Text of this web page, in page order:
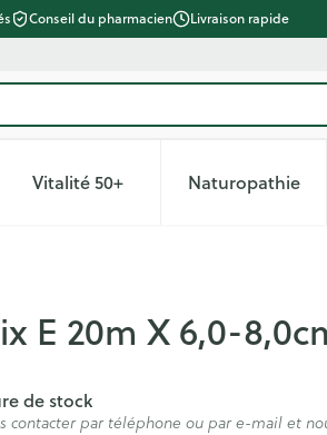
Conseil du pharmacien Livraison rapide
et hygièneRégime, alimentation &
menu pour la catégorie
Vitalité 50+Afficher le sous-menu pour la
Naturopathie
Afficher
E 20m X 6,0-
de stock
contacter par téléphone ou par e-mail et